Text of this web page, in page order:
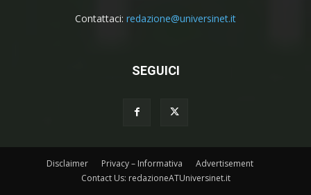
Contattaci: redazione@universinet.it
SEGUICI
Disclaimer Privacy – Informativa
Advertisement
Contact Us: redazioneATUniversinet.it